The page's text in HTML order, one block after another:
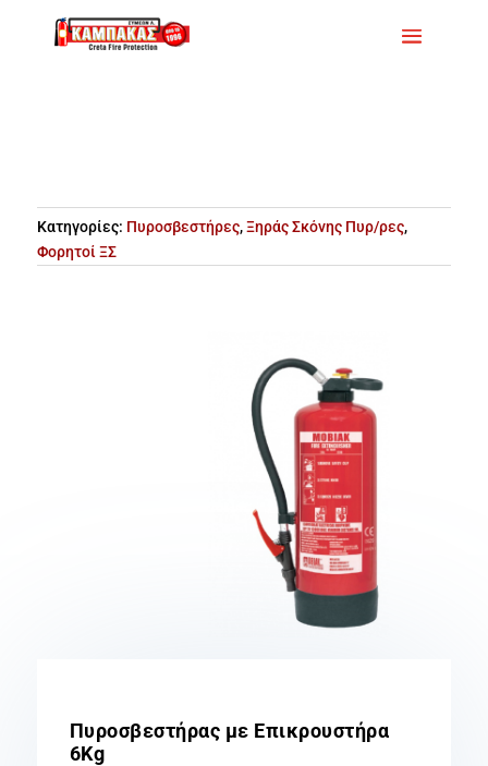
Κατηγορίες: Πυροσβεστήρες,Ξηράς Σκόνης Πυρ/ρες,
Φορητοί ΞΣ
Πυροσβεστήρας με Επικρουστήρα
6Kg